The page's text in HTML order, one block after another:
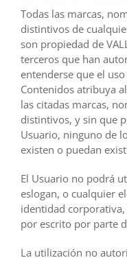
Todas las marcas,
distintivos de
son propiedad de
terceros que han
entenderse que el
Contenidos atribuya
las citadas marcas,
distintivos, y sin que
Usuario, ninguno de
existen o puedan
El Usuario no podrá
eslogan, o cualquier
identidad
por escrito por parte
La utilización no